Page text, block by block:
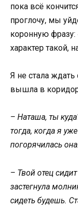
пока всё
проглочу, мы
коронную
характер такой,
Я не стала ждать
вышла в
– Наташа, ты
тогда, когда я
погорячилась
– Твой отец
застегнула
сидеть будешь.